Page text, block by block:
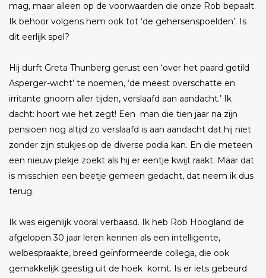
mag, maar alleen op de voorwaarden die onze Rob bepaalt.
Ik behoor volgens hem ook tot ‘de gehersenspoelden’. Is
dit eerlijk spel?
Hij durft Greta Thunberg gerust een ‘over het paard getild
Asperger-wicht’ te noemen, ‘de meest overschatte en
irritante gnoom aller tijden, verslaafd aan aandacht.’ Ik
dacht: hoort wie het zegt! Een man die tien jaar na zijn
pensioen nog altijd zo verslaafd is aan aandacht dat hij niet
zonder zijn stukjes op de diverse podia kan. En die meteen
een nieuw plekje zoekt als hij er eentje kwijt raakt. Maar dat
is misschien een beetje gemeen gedacht, dat neem ik dus
terug.
Ik was eigenlijk vooral verbaasd. Ik heb Rob Hoogland de
afgelopen 30 jaar leren kennen als een intelligente,
welbespraakte, breed geïnformeerde collega, die ook
gemakkelijk geestig uit de hoek komt. Is er iets gebeurd